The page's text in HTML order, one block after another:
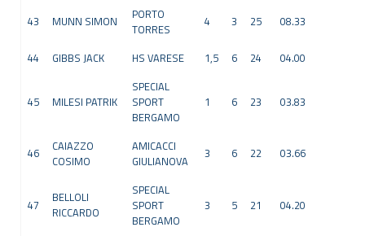
43 MUNN SIMON
PORTO
TORRES
4 3 25 08.33
44 GIBBS JACK HS VARESE 1,5 6 24 04.00
45 MILESI PATRIK
SPECIAL
SPORT
BERGAMO
1 6 23 03.83
46
CAIAZZO
COSIMO
AMICACCI
GIULIANOVA
3 6 22 03.66
47
BELLOLI
RICCARDO
SPECIAL
SPORT
BERGAMO
3 5 21 04.20